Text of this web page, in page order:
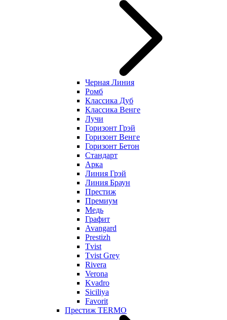
Черная Линия
Ромб
Классика Дуб
Классика Венге
Лучи
Горизонт Грэй
Горизонт Венге
Горизонт Бетон
Стандарт
Арка
Линия Грэй
Линия Браун
Престиж
Премиум
Медь
Графит
Avangard
Prestizh
Tvist
Tvist Grey
Rivera
Verona
Kvadro
Siciliya
Favorit
Престиж TERMO